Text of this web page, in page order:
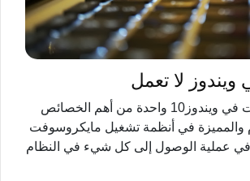
ويندوز لا تعمل
تعتبر قائمة ستارت في ويندوز10 واحدة من أهم الخصائص
والمميزة في أنظمة تشغيل مايكروسوفت
في عملية الوصول إلى كل شيء في النظام